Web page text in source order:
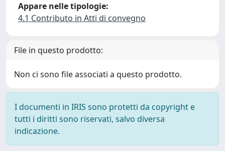
Appare nelle tipologie:
4.1 Contributo in Atti di convegno
File in questo prodotto:
Non ci sono file associati a questo prodotto.
I documenti in IRIS sono protetti da copyright e
tutti i diritti sono riservati, salvo diversa
indicazione.